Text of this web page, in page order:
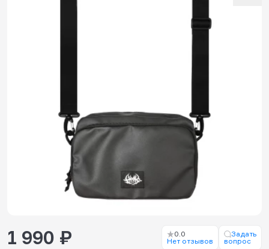
1 990 ₽
0.0
Нет отзывов
Задать
вопрос